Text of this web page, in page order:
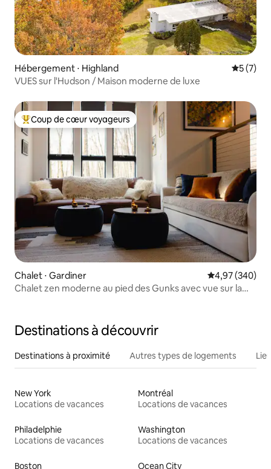
Hébergement ⋅ Highland
5 (7)
VUES sur l'Hudson / Maison moderne de luxe
Coups de cœur voyageurs les plus appréciés
Coup de cœur voyageurs
Chalet ⋅ Gardiner Évaluation
4,97 (340)
Chalet zen moderne au pied des Gunks avec vue sur la
Destinations à découvrir
Destinations à proximité Autres types de logements
New York
Locations de vacances
Montréal
Locations de vacances
Philadelphie
Locations de vacances
Washington
Locations de vacances
Boston
Ocean City